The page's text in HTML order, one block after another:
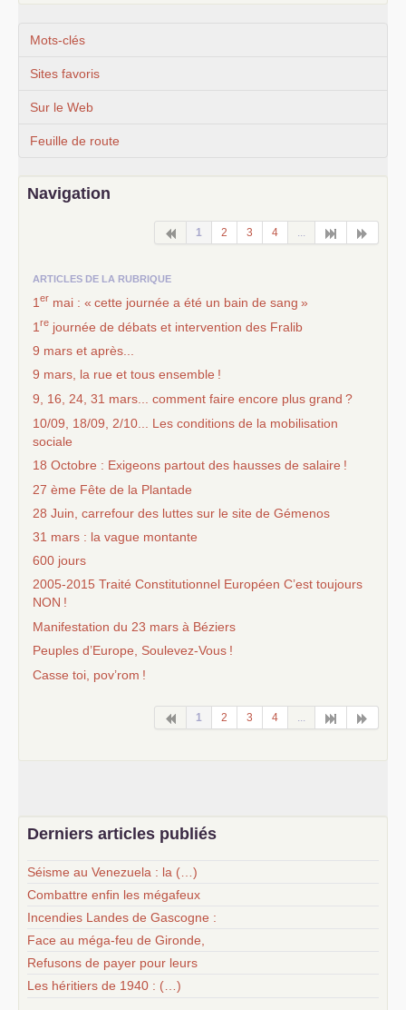
Mots-clés
Sites favoris
Sur le Web
Feuille de route
Navigation
1 2 3 4
ARTICLES DE LA RUBRIQUE
1 er mai : « cette journée a été un bain de sang »
1 re journée de débats et intervention des Fralib
9 mars et après...
9 mars, la rue et tous ensemble !
9, 16, 24, 31 mars... comment faire encore plus grand ?
10/09, 18/09, 2/10... Les conditions de la mobilisation
sociale
18 Octobre : Exigeons partout des hausses de salaire !
27 ème Fête de la Plantade
28 Juin, carrefour des luttes sur le site de Gémenos
31 mars : la vague montante
600 jours
2005-2015 Traité Constitutionnel Européen C’est toujours
NON !
Manifestation du 23 mars à Béziers
Peuples d’Europe, Soulevez-Vous !
Casse toi, pov’rom !
1 2 3 4
Derniers articles publiés
Séisme au Venezuela : la (…)
Combattre enfin les mégafeux
Incendies Landes de Gascogne :
Face au méga-feu de Gironde,
Refusons de payer pour leurs
Les héritiers de 1940 : (…)